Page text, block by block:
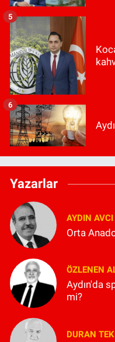
5
6
Yazarlar
AYDIN AVCI
Orta
ÖZLENEN
Aydın'da
mi?
DURAN